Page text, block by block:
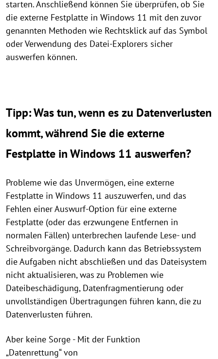
starten. Anschließend können Sie überprüfen, ob Sie
die externe Festplatte in Windows 11 mit den zuvor
genannten Methoden wie Rechtsklick auf das Symbol
oder Verwendung des Datei-Explorers sicher
auswerfen können.
Tipp: Was tun, wenn es zu Datenverlusten
kommt, während Sie die externe
Festplatte in Windows 11 auswerfen?
Probleme wie das Unvermögen, eine externe
Festplatte in Windows 11 auszuwerfen, und das
Fehlen einer Auswurf-Option für eine externe
Festplatte (oder das erzwungene Entfernen in
normalen Fällen) unterbrechen laufende Lese- und
Schreibvorgänge. Dadurch kann das Betriebssystem
die Aufgaben nicht abschließen und das Dateisystem
nicht aktualisieren, was zu Problemen wie
Dateibeschädigung, Datenfragmentierung oder
unvollständigen Übertragungen führen kann, die zu
Datenverlusten führen.
Aber keine Sorge - Mit der Funktion
„Datenrettung“ von